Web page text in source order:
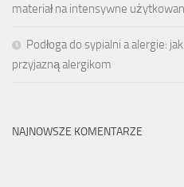
materiał na intensywne
Podłoga do sypialni a alergie:
przyjazną alergikom
NAJNOWSZE KOMENTARZE